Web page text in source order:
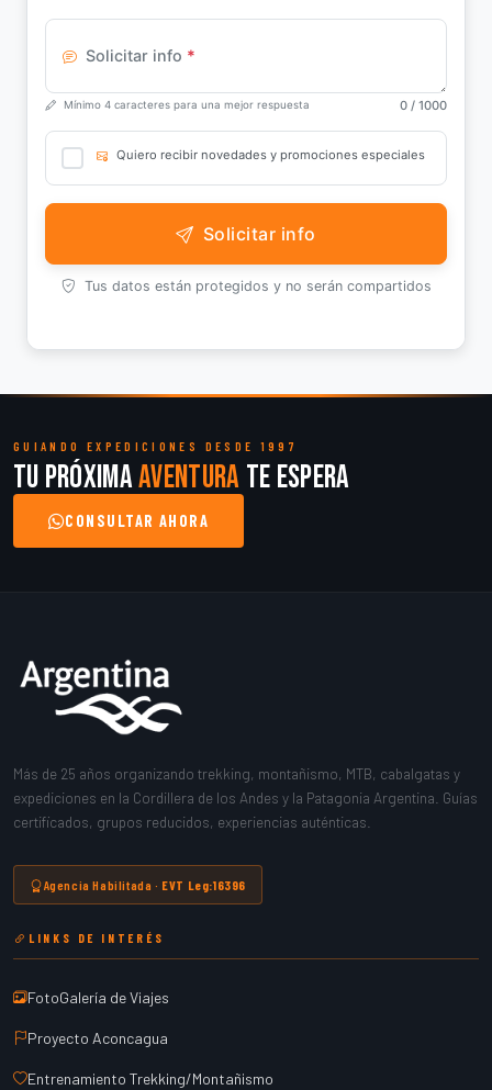
Solicitar info *
Mínimo 4 caracteres para una mejor respuesta 0 / 1000
Quiero recibir novedades y promociones especiales
Solicitar info
Tus datos están protegidos y no serán compartidos
GUIANDO EXPEDICIONES DESDE 1997
Tu próximaaventura te espera
CONSULTAR AHORA
Más de 25 años organizando trekking, montañismo, MTB, cabalgatas y
expediciones en la Cordillera de los Andes y la Patagonia Argentina. Guías
certificados, grupos reducidos, experiencias auténticas.
Agencia Habilitada · EVT Leg:16396
LINKS DE INTERÉS
FotoGalería de Viajes
Proyecto Aconcagua
Entrenamiento Trekking/Montañismo